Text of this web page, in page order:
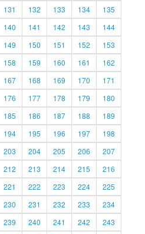
131 132 133 134
135
140 141 142 143
144
149 150 151 152
153
158 159 160 161
162
167 168 169 170
171
176 177 178 179
180
185 186 187 188
189
194 195 196 197
198
203 204 205 206
207
212 213 214 215
216
221 222 223 224
225
230 231 232 233
234
239 240 241 242
243